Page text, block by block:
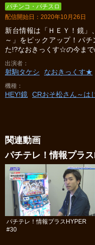
パチンコ・パチスロ
配信開始日：2020年10月26日
新台情報は「ＨＥＹ！鏡」
～」をピックアップ！パ
た!?なおきっくす☆の今まで
出演者
射駒タケシ なおきっくす★
機種
HEY!鏡 CRおそ松さん～は
関連動画
パチテレ！情報プラ
パチテレ！情報プラスHYPER
#30